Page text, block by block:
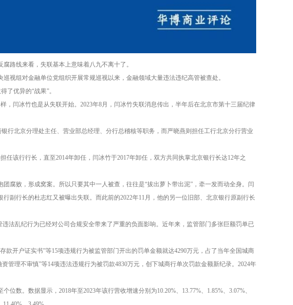
路线来看，失联基本上意味着八九不离十了。
视组对金融单位党组织开展常规巡视以来，金融领域大量违法违纪高管被查处。
了优异的“战果”。
闫冰竹也是从失联开始。2023年8月，闫冰竹失联消息传出，半年后在北京市第十三届纪律
行北京分理处主任、营业部总经理、分行总稽核等职务，而严晓燕则担任工行北京分行营业
该行行长，直至2014年卸任，闫冰竹于2017年卸任，双方共同执掌北京银行长达12年之
腐败，形成窝案。所以只要其中一人被查，往往是“拔出萝卜带出泥”，牵一发而动全身。闫
副行长的杜志红又被曝出失联。而此前的2022年11月，他的另一位旧部、北京银行原副行长
法乱纪行为已经对公司合规安全带来了严重的负面影响。近年来，监管部门多张巨额罚单已
开户证实书”等15项违规行为被监管部门开出的罚单金额就达4290万元，占了当年全国城商
管理不审慎”等14项违法违规行为被罚款4830万元，创下城商行单次罚款金额新纪录。2024年
数。数据显示，2018年至2023年该行营收增速分别为10.20%、13.77%、1.85%、3.07%、